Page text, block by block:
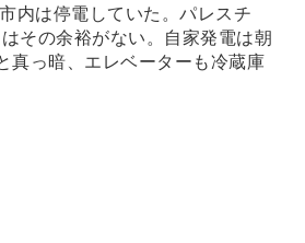
内は停電していた。パレスチ
その余裕がない。自家発電は朝
真っ暗、エレベーターも冷蔵庫